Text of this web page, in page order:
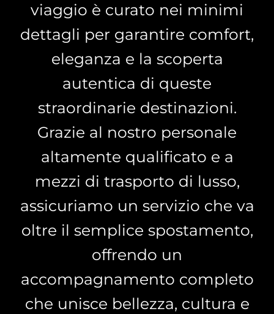
viaggio è curato nei minimi
dettagli per garantire comfort,
eleganza e la scoperta
autentica di queste
straordinarie destinazioni.
Grazie al nostro personale
altamente qualificato e a
mezzi di trasporto di lusso,
assicuriamo un servizio che va
oltre il semplice spostamento,
offrendo un
accompagnamento completo
che unisce bellezza, cultura e